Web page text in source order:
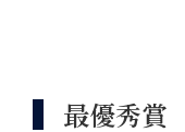
最優秀賞